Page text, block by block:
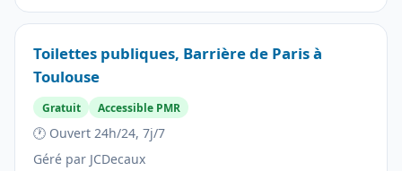
Toilettes publiques, Barrière de Paris à
Toulouse
Gratuit Accessible PMR
🕐 Ouvert 24h/24, 7j/7
Géré par JCDecaux